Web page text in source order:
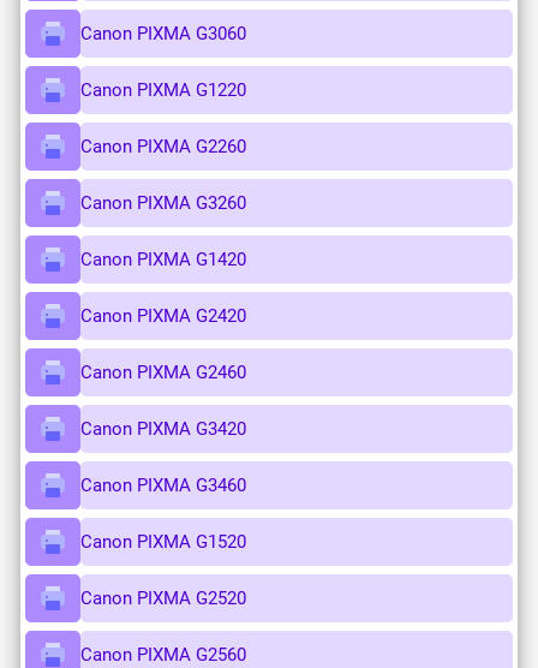
Canon PIXMA G3060
Canon PIXMA G1220
Canon PIXMA G2260
Canon PIXMA G3260
Canon PIXMA G1420
Canon PIXMA G2420
Canon PIXMA G2460
Canon PIXMA G3420
Canon PIXMA G3460
Canon PIXMA G1520
Canon PIXMA G2520
Canon PIXMA G2560